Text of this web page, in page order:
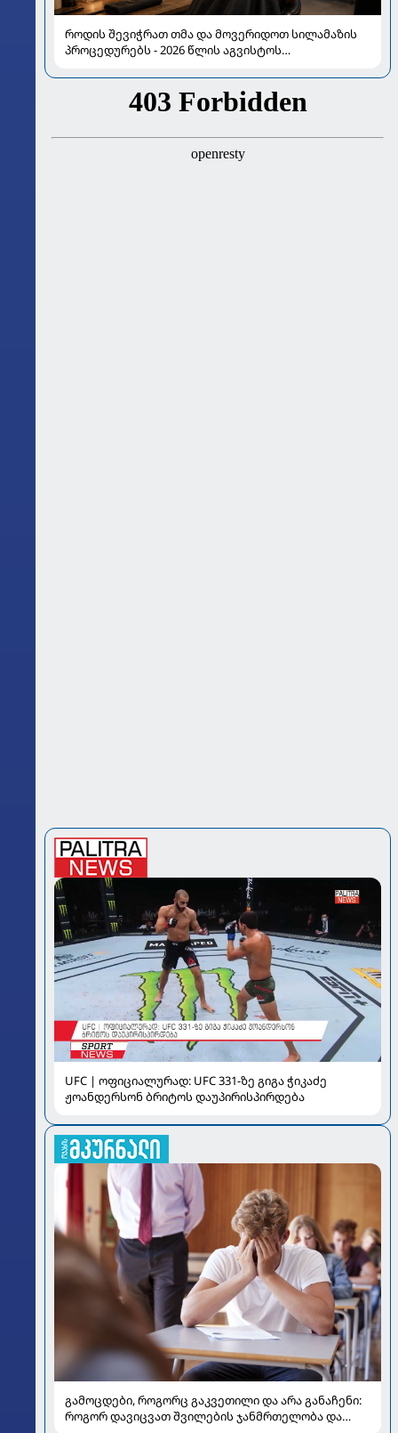
როდის შევიჭრათ თმა და მოვერიდოთ სილამაზის
პროცედურებს - 2026 წლის აგვისტოს
UFC | ოფიციალურად: UFC 331-ზე გიგა ჭიკაძე
ჟოანდერსონ ბრიტოს დაუპირისპირდება
გამოცდები, როგორც გაკვეთილი და არა განაჩენი:
როგორ დავიცვათ შვილების ჯანმრთელობა და